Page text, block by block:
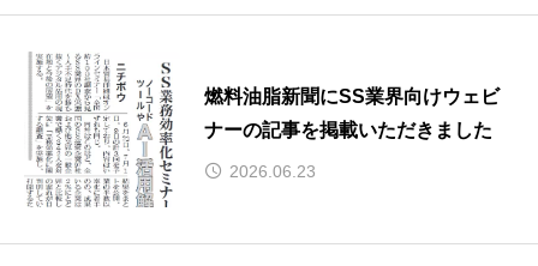
燃料油脂新聞にSS業界向けウェビ
ナーの記事を掲載いただきました
2026.06.23